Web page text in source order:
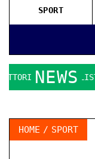
SPORT
NEWS
DI RAGUSA
HOME SPORT